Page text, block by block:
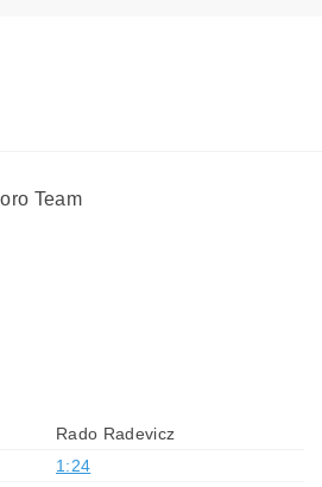
Team
Rado Radevicz
1:24